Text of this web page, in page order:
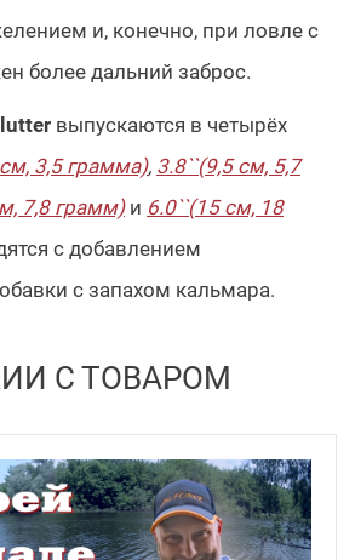
и, конечно, при ловле с
более дальний заброс.
выпускаются в четырёх
3,5 грамма), 3.8``(9,5 см, 5,7
7,8 грамм) и 6.0``(15 см, 18
с добавлением
с запахом кальмара.
С ТОВАРОМ